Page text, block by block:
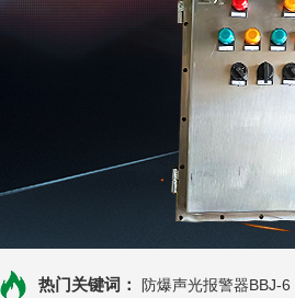
热门关键词： 防爆声光报警器BBJ-6